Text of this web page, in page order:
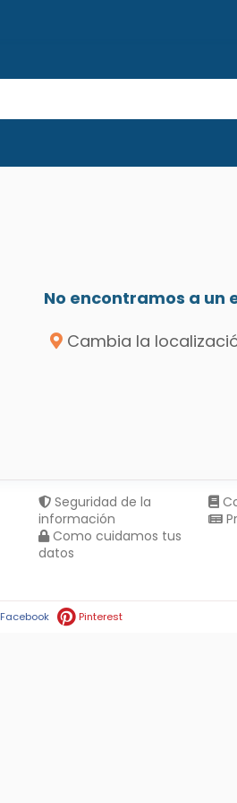
No encontramos a un
Cambia la
Seguridad de la
información
Como cuidamos tus
datos
Facebook Pinterest